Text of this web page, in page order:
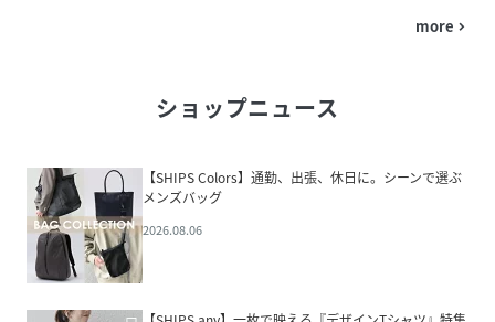
more navigate_next
ショップニュース
【SHIPS Colors】通勤、出張、休日に。シーンで選ぶ
メンズバッグ
2026.08.06